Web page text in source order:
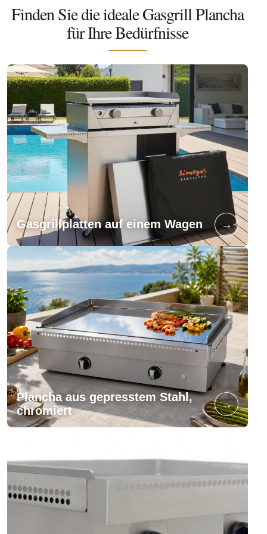
Finden Sie die ideale Gasgrill Plancha
für Ihre Bedürfnisse
Gasgrillplatten auf einem Wagen →
Plancha aus gepresstem Stahl,
chromiert
→